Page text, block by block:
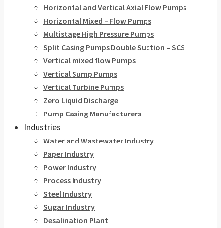
Horizontal and Vertical Axial Flow Pumps
Horizontal Mixed – Flow Pumps
Multistage High Pressure Pumps
Split Casing Pumps Double Suction – SCS
Vertical mixed flow Pumps
Vertical Sump Pumps
Vertical Turbine Pumps
Zero Liquid Discharge
Pump Casing Manufacturers
Industries
Water and Wastewater Industry
Paper Industry
Power Industry
Process Industry
Steel Industry
Sugar Industry
Desalination Plant